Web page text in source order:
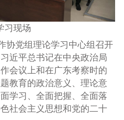
习现场
党组理论学习中心组召开
近平总书记在中央政治局
会议上和在广东考察时的
教育的政治意义、理论意
学习、全面把握、全面落
社会主义思想和党的二十